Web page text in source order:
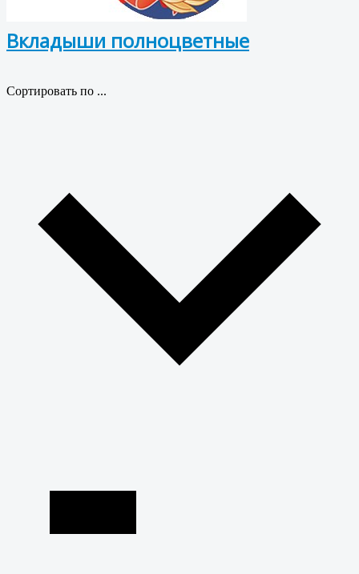
Вкладыши полноцветные
Сортировать по ...